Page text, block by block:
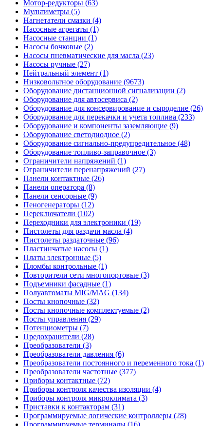
Мотор-редукторы (63)
Мультиметры (5)
Нагнетатели смазки (4)
Насосные агрегаты (1)
Насосные станции (1)
Насосы бочковые (2)
Насосы пневматические для масла (23)
Насосы ручные (27)
Нейтральный элемент (1)
Низковольтное оборудование (9673)
Оборудование дистанционной сигнализации (2)
Оборудование для автосервиса (2)
Оборудование для консервирование и сыроделие (26)
Оборудование для перекачки и учета топлива (233)
Оборудование и компоненты заземляющие (9)
Оборудование светодиодное (2)
Оборудование сигнально-предупредительное (48)
Оборудование топливо-заправочное (3)
Ограничители напряжений (1)
Ограничители перенапряжений (27)
Панели контактные (26)
Панели оператора (8)
Панели сенсорные (9)
Пеногенераторы (12)
Переключатели (102)
Переходники для электроники (19)
Пистолеты для раздачи масла (4)
Пистолеты раздаточные (96)
Пластинчатые насосы (1)
Платы электронные (5)
Пломбы контрольные (1)
Повторители сети многопортовые (3)
Подъемники фасадные (1)
Полуавтоматы MIG/MAG (134)
Посты кнопочные (32)
Посты кнопочные комплектуемые (2)
Посты управления (29)
Потенциометры (7)
Предохранители (28)
Преобразователи (3)
Преобразователи давления (6)
Преобразователи постоянного и переменного тока (1)
Преобразователи частотные (377)
Приборы контактные (72)
Приборы контроля качества изоляции (4)
Приборы контроля микроклимата (3)
Приставки к контакторам (31)
Программируемые логические контроллеры (28)
Программируемые терминалы (16)